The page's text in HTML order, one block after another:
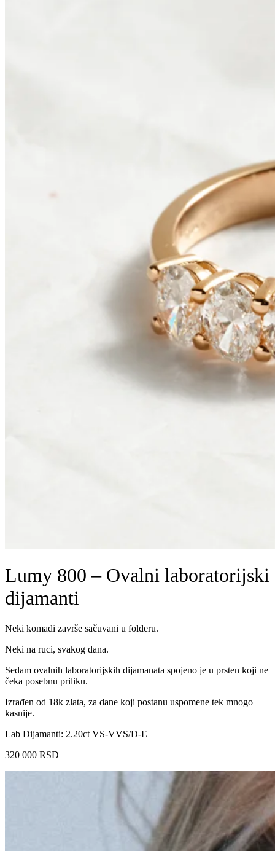
Lumy 800 – Ovalni laboratorijski
dijamanti
Neki komadi završe sačuvani u folderu.
Neki na ruci, svakog dana.
Sedam ovalnih laboratorijskih dijamanata spojeno je u prsten koji ne
čeka posebnu priliku.
Izrađen od 18k zlata, za dane koji postanu uspomene tek mnogo
kasnije.
Lab Dijamanti: 2.20ct VS-VVS/D-E
320 000 RSD